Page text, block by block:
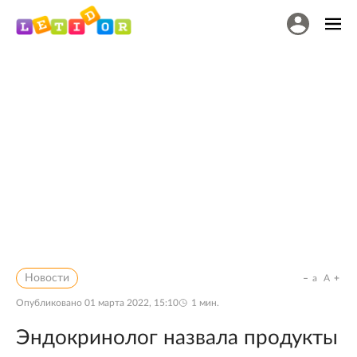
Новости
Опубликовано 01 марта 2022, 15:10 1 мин.
a A
Эндокринолог назвала продукты